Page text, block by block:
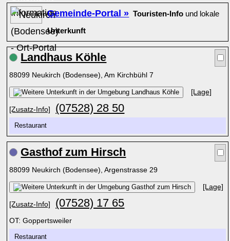
Gemeinde-Portal » Touristen-Info und lokale
Unterkunft
Landhaus Köhle
88099 Neukirch (Bodensee), Am Kirchbühl 7
[Lage]
[Zusatz-Info] (07528) 28 50
Restaurant
Gasthof zum Hirsch
88099 Neukirch (Bodensee), Argenstrasse 29
[Lage]
[Zusatz-Info] (07528) 17 65
OT: Goppertsweiler
Restaurant